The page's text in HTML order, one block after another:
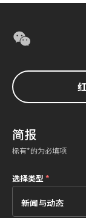
简报
标有*的为必填项
选择类型*